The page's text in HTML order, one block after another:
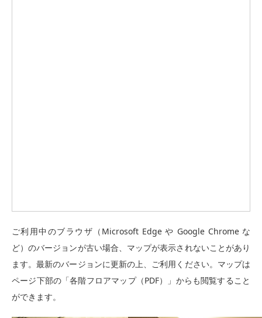
ご利用中のブラウザ（Microsoft Edge や Google Chrome な
ど）のバージョンが古い場合、マップが表示されないことがあり
ます。最新のバージョンに更新の上、ご利用ください。マップは
ページ下部の「各階フロアマップ（PDF）」からも閲覧すること
ができます。